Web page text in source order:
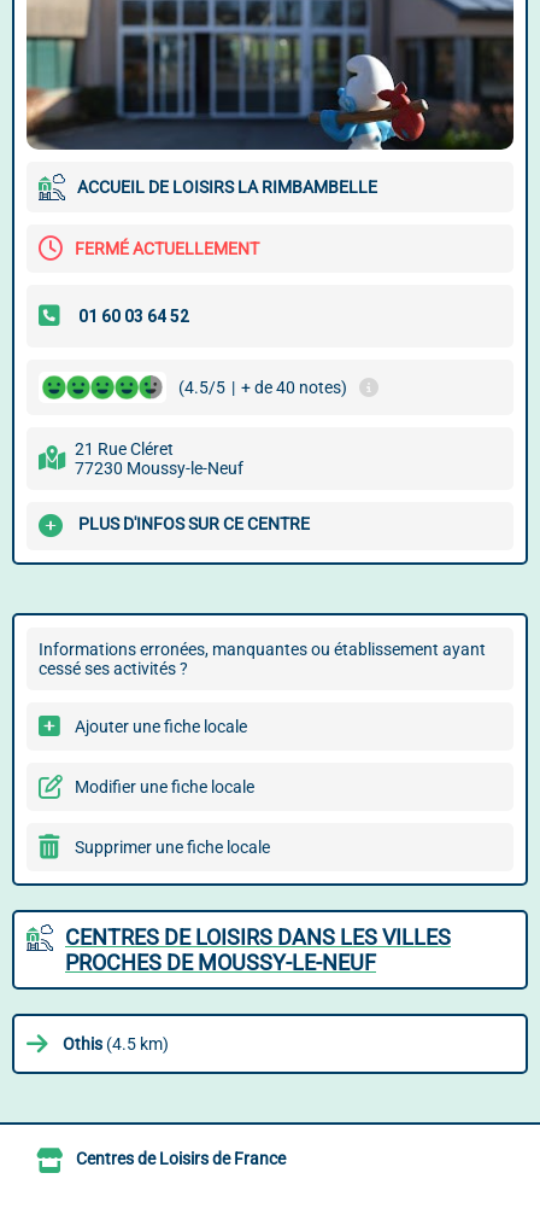
ACCUEIL DE LOISIRS LA RIMBAMBELLE
FERMÉ ACTUELLEMENT
(4.5/5 | + de 40 notes)
21 Rue Cléret
77230 Moussy-le-Neuf
PLUS D'INFOS SUR CE CENTRE
Informations erronées, manquantes ou établissement ayant
cessé ses activités ?
Ajouter une fiche locale
Modifier une fiche locale
Supprimer une fiche locale
CENTRES DE LOISIRS DANS LES VILLES
PROCHES DE MOUSSY-LE-NEUF
Othis (4.5 km)
Centres de Loisirs de France